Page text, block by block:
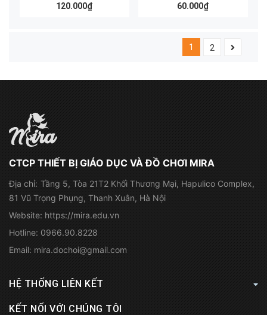
120.000₫
60.000₫
1 2
CTCP THIẾT BỊ GIÁO DỤC VÀ ĐỒ CHƠI MIRA
Địa chỉ: Tầng 5, Tòa 21T2 Khối Thương Mại, Hapulico Complex,
81 Vũ Trọng Phụng, Thanh Xuân, Hà Nội
Website: https://mira.edu.vn
Hotline: 0966.90.8228
Email: mira.dochoi@gmail.com
HỆ THỐNG LIÊN KẾT
KẾT NỐI VỚI CHÚNG TÔI